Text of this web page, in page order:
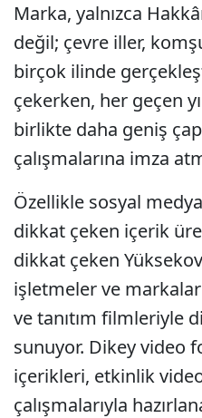
Marka, yalnızca
değil; çevre iller,
birçok ilinde
çekerken, her geçen
birlikte daha geniş
çalışmalarına imza
Özellikle sosyal
dikkat çeken içerik
dikkat çeken
işletmeler ve markalar
ve tanıtım filmleriyle
sunuyor. Dikey video
içerikleri, etkinlik
çalışmalarıyla